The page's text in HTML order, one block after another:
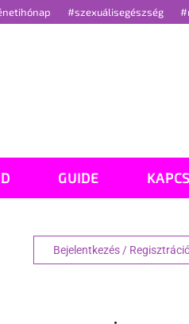
#szexuálisegészség
GUIDE
Bejelentkezés /